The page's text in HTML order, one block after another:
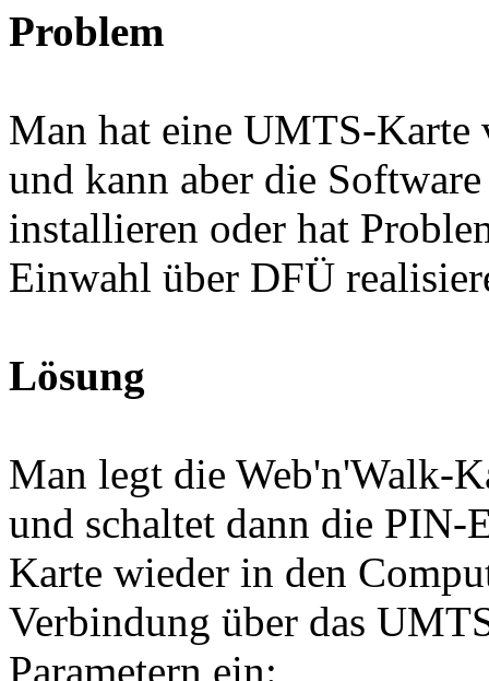
Problem
Man hat eine UMTS-
und kann aber die
installieren oder hat
Einwahl über DFÜ
Lösung
Man legt die Web'n'Walk-
und schaltet dann die PIN-
Karte wieder in den
Verbindung über das
Parametern ein: